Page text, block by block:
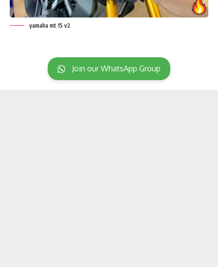
yamaha mt 15 v2
Join our WhatsApp Group